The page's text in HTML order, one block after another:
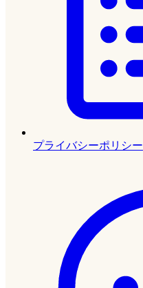
プライバシーポリシー